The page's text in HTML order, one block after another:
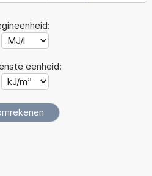
eenheid: